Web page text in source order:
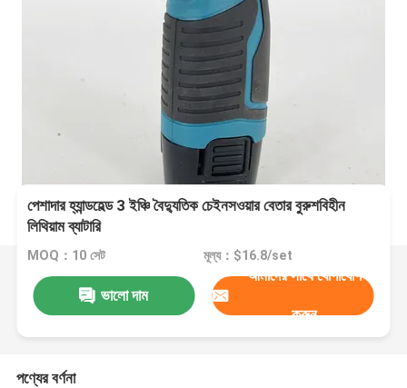
পেশাদার হ্যান্ডহেল্ড 3 ইঞ্চি বৈদ্যুতিক চেইনসওয়ার বেতার বুরুশবিহীন
লিথিয়াম ব্যাটারি
MOQ：10 সেট মূল্য：$16.8/set
ভালো দাম
আমাদের সাথে যোগাযোগ
করুন
পণ্যের বর্ণনা